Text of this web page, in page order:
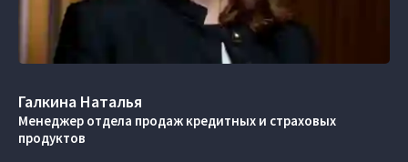
Галкина Наталья
Менеджер отдела продаж кредитных и страховых
продуктов